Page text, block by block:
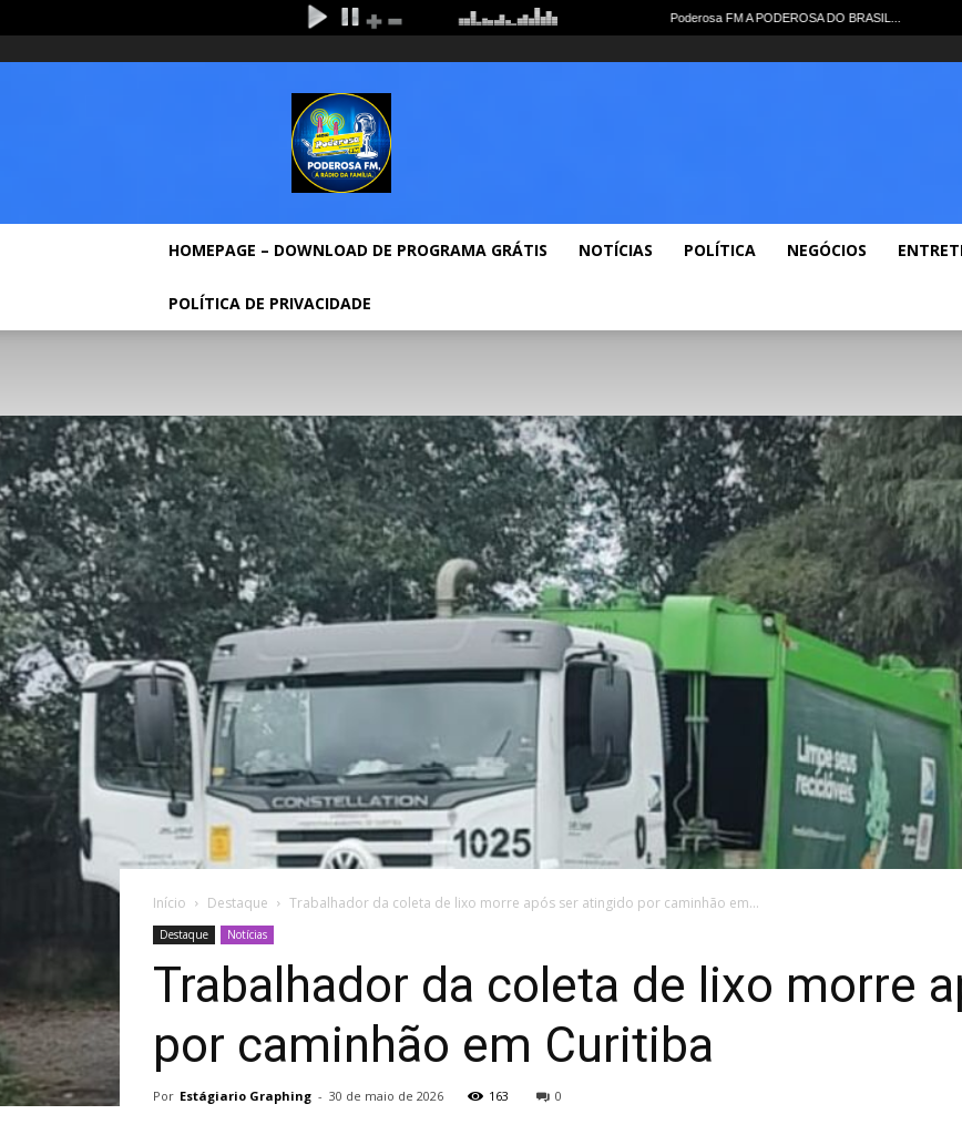
Entrar / Cadastrar Home Notícias Gerais Polícia Política Economia Esportes
HOMEPAGE – DOWNLOAD DE PROGRAMA GRÁTIS NOTÍCIAS POLÍTICA NEGÓCIOS
POLÍTICA DE PRIVACIDADE
Início Destaque Trabalhador da coleta de lixo morre após ser atingido por caminhão em...
Destaque Notícias
Trabalhador da coleta de lixo morre
por caminhão em Curitiba
Por Estágiario Graphing - 30 de maio de 2026 163 0